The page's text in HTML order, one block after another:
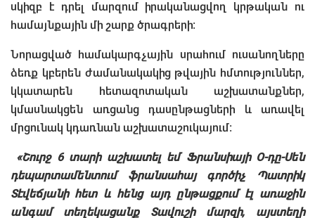
սկիզբ է դրել մարզում իրականացվող կրթական ու
համայնքային մի շարք ծրագրերի։
Նորացված համակարգչային սրահում ուսանողները
ձեռք կբերեն ժամանակակից թվային հմտություններ,
կկատարեն հետազոտական աշխատանքներ,
կմասնակցեն առցանց դասընթացների և առավել
մրցունակ կդառնան աշխատաշուկայում։
«Շուրջ 6 տարի աշխատել եմ Ֆրանսիայի Օ-դը-Սեն
դեպարտամենտում ֆրանսահայ գործիչ Պատրիկ
Տէվեճյանի հետ և հենց այդ ընթացքում էլ առաջին
անգամ տեղեկացանք Տավուշի մարզի, այստեղի